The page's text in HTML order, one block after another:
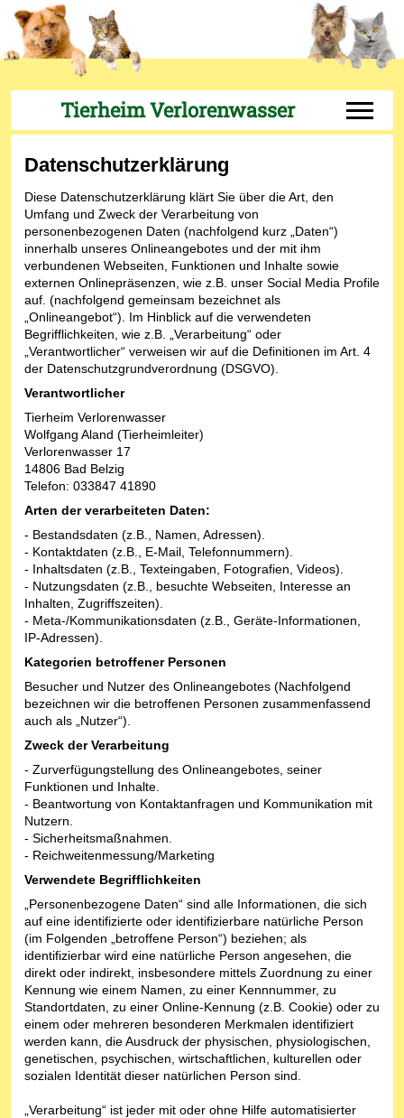
Tierheim Verlorenwasser Off-
Datenschutzerklärung
Diese Datenschutzerklärung klärt Sie über die Art, den
Umfang und Zweck der Verarbeitung von
personenbezogenen Daten (nachfolgend kurz „Daten“)
innerhalb unseres Onlineangebotes und der mit ihm
verbundenen Webseiten, Funktionen und Inhalte sowie
externen Onlinepräsenzen, wie z.B. unser Social Media Profile
auf. (nachfolgend gemeinsam bezeichnet als
„Onlineangebot“). Im Hinblick auf die verwendeten
Begrifflichkeiten, wie z.B. „Verarbeitung“ oder
„Verantwortlicher“ verweisen wir auf die Definitionen im Art. 4
der Datenschutzgrundverordnung (DSGVO).
Verantwortlicher
Tierheim Verlorenwasser
Wolfgang Aland (Tierheimleiter)
Verlorenwasser 17
14806 Bad Belzig
Telefon: 033847 41890
Arten der verarbeiteten Daten:
- Bestandsdaten (z.B., Namen, Adressen).
- Kontaktdaten (z.B., E-Mail, Telefonnummern).
- Inhaltsdaten (z.B., Texteingaben, Fotografien, Videos).
- Nutzungsdaten (z.B., besuchte Webseiten, Interesse an
Inhalten, Zugriffszeiten).
- Meta-/Kommunikationsdaten (z.B., Geräte-Informationen,
IP-Adressen).
Kategorien betroffener Personen
Besucher und Nutzer des Onlineangebotes (Nachfolgend
bezeichnen wir die betroffenen Personen zusammenfassend
auch als „Nutzer“).
Zweck der Verarbeitung
- Zurverfügungstellung des Onlineangebotes, seiner
Funktionen und Inhalte.
- Beantwortung von Kontaktanfragen und Kommunikation mit
Nutzern.
- Sicherheitsmaßnahmen.
- Reichweitenmessung/Marketing
Verwendete Begrifflichkeiten
„Personenbezogene Daten“ sind alle Informationen, die sich
auf eine identifizierte oder identifizierbare natürliche Person
(im Folgenden „betroffene Person“) beziehen; als
identifizierbar wird eine natürliche Person angesehen, die
direkt oder indirekt, insbesondere mittels Zuordnung zu einer
Kennung wie einem Namen, zu einer Kennnummer, zu
Standortdaten, zu einer Online-Kennung (z.B. Cookie) oder zu
einem oder mehreren besonderen Merkmalen identifiziert
werden kann, die Ausdruck der physischen, physiologischen,
genetischen, psychischen, wirtschaftlichen, kulturellen oder
sozialen Identität dieser natürlichen Person sind.
„Verarbeitung“ ist jeder mit oder ohne Hilfe automatisierter